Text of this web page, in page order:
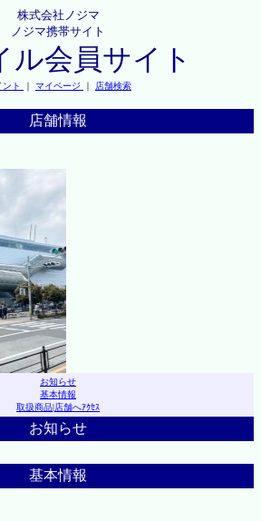
株式会社ノジマ
ノジマ携帯サイト
ル会員サイト
ント ｜ マイページ ｜ 店舗検索
店舗情報
お知らせ
基本情報
取扱商品|店舗へｱｸｾｽ
お知らせ
基本情報